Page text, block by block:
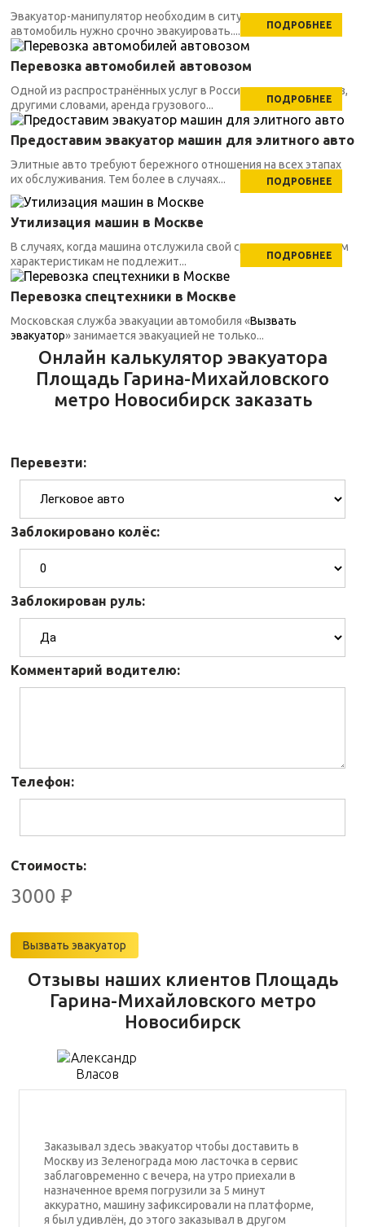
Эвакуатор-манипулятор необходим в ситуациях, когда
автомобиль нужно срочно эвакуировать....
ПОДРОБНЕЕ
Перевозка автомобилей автовозом
Одной из распространённых услуг в России является автовоз,
другими словами, аренда грузового...
ПОДРОБНЕЕ
Предоставим эвакуатор машин для элитного авто
Элитные авто требуют бережного отношения на всех этапах
их обслуживания. Тем более в случаях...
ПОДРОБНЕЕ
Утилизация машин в Москве
В случаях, когда машина отслужила свой срок, по техническим
характеристикам не подлежит...
ПОДРОБНЕЕ
Перевозка спецтехники в Москве
Московская служба эвакуации автомобиля «Вызвать
эвакуатор» занимается эвакуацией не только...
Онлайн калькулятор эвакуатора
Площадь Гарина-Михайловского
метро Новосибирск заказать
Перевезти:
Заблокировано колёс:
Заблокирован руль:
Комментарий водителю:
Телефон:
Стоимость:
3000 ₽
Вызвать эвакуатор
Отзывы наших клиентов Площадь
Гарина-Михайловского метро
Новосибирск
Заказывал здесь эвакуатор чтобы доставить в
Москву из Зеленограда мою ласточка в сервис
заблаговременно с вечера, на утро приехали в
назначенное время погрузили за 5 минут
аккуратно, машину зафиксировали на платформе,
я был удивлён, до этого заказывал в другом